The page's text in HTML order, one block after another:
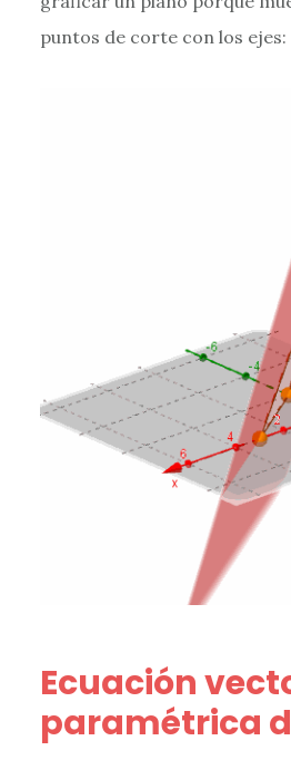
puntos de corte con los ejes:
Ecuación
paramétrica